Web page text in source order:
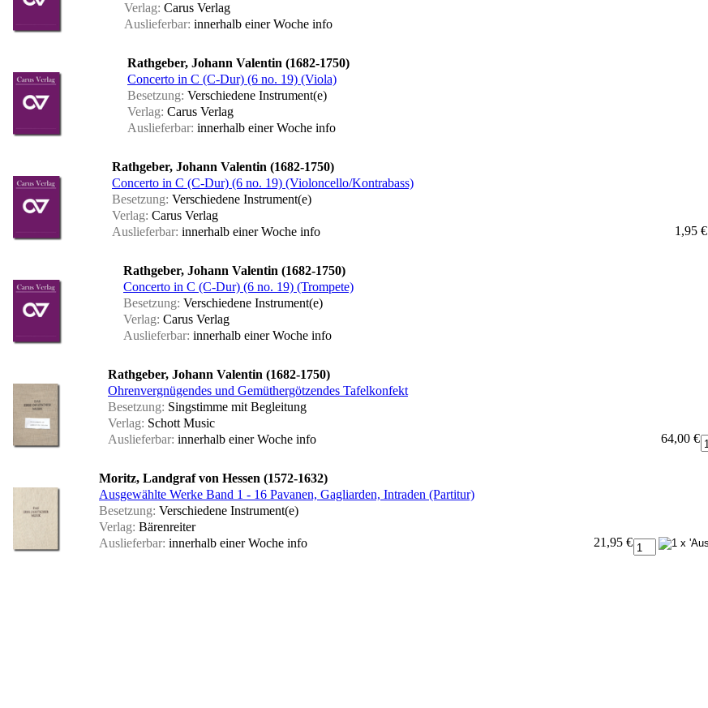
Verlag: Carus Verlag
Auslieferbar: innerhalb einer Woche info
Rathgeber, Johann Valentin (1682-1750)
Concerto in C (C-Dur) (6 no. 19) (Viola)
Besetzung: Verschiedene Instrument(e)
Verlag: Carus Verlag
Auslieferbar: innerhalb einer Woche info
Rathgeber, Johann Valentin (1682-1750)
Concerto in C (C-Dur) (6 no. 19) (Violoncello/Kontrabass)
Besetzung: Verschiedene Instrument(e)
Verlag: Carus Verlag
Auslieferbar: innerhalb einer Woche info
1,95 €
Rathgeber, Johann Valentin (1682-1750)
Concerto in C (C-Dur) (6 no. 19) (Trompete)
Besetzung: Verschiedene Instrument(e)
Verlag: Carus Verlag
Auslieferbar: innerhalb einer Woche info
Rathgeber, Johann Valentin (1682-1750)
Ohrenvergnügendes und Gemüthergötzendes Tafelkonfekt
Besetzung: Singstimme mit Begleitung
Verlag: Schott Music
Auslieferbar: innerhalb einer Woche info
64,00 €
Moritz, Landgraf von Hessen (1572-1632)
Ausgewählte Werke Band 1 - 16 Pavanen, Gagliarden, Intraden (Partitur)
Besetzung: Verschiedene Instrument(e)
Verlag: Bärenreiter
Auslieferbar: innerhalb einer Woche info
21,95 €